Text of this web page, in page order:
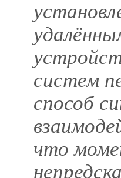
систем
способ
что